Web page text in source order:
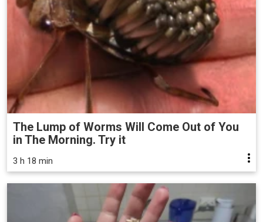
The Lump of Worms Will Come Out of You
in The Morning. Try it
3 h 18 min